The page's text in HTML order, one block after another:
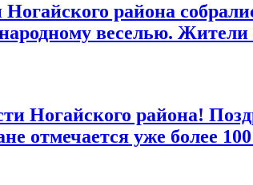
Ногайского района
веселью. Жители
Ногайского района!
отмечается уже более